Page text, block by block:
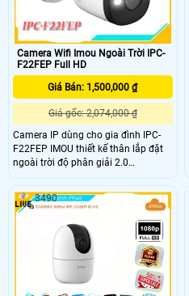
Camera Wifi Imou Ngoài Trời IPC-
F22FEP Full HD
Giá Bán: 1,500,000 ₫
Giá gốc: 2,074,000 ₫
Camera IP dùng cho gia đình IPC-
F22FEP IMOU thiết kế thân lắp đặt
ngoài trời độ phân giải 2.0
megapixel. Tầm quan sát xa 30m
với công nghệ hồng ngoại thông
minh cùng các tính năng thông
minh khác, làm tăng khả năng quan
3490